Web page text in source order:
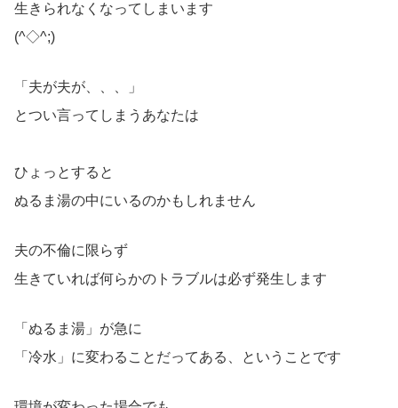
生きられなくなってしまいます
(^◇^;)
「夫が夫が、、、」
とつい言ってしまうあなたは
ひょっとすると
ぬるま湯の中にいるのかもしれません
夫の不倫に限らず
生きていれば何らかのトラブルは必ず発生します
「ぬるま湯」が急に
「冷水」に変わることだってある、ということです